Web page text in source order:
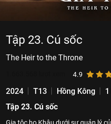
Tập 23. Cú sốc
The Heir to the Throne
4.9
2024 T13 Hồng Kông
Tập 23. Cú sốc